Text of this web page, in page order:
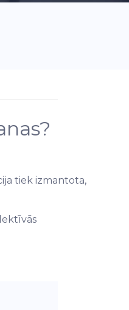
tiek izmantota,